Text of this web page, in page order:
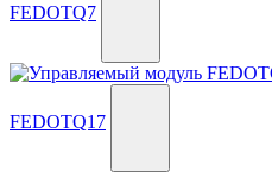
FEDOTQ7
FEDOTQ17